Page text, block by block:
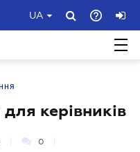
UA
керівників
0